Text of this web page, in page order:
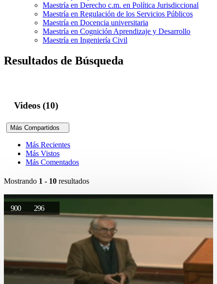
Maestría en Derecho c.m. en Política Jurisdiccional
Maestría en Regulación de los Servicios Públicos
Maestría en Docencia universitaria
Maestría en Cognición Aprendizaje y Desarrollo
Maestría en Ingeniería Civil
Resultados de Búsqueda
Videos (10)
Más Compartidos
Más Recientes
Más Vistos
Más Comentados
Mostrando 1 - 10 resultados
900 296